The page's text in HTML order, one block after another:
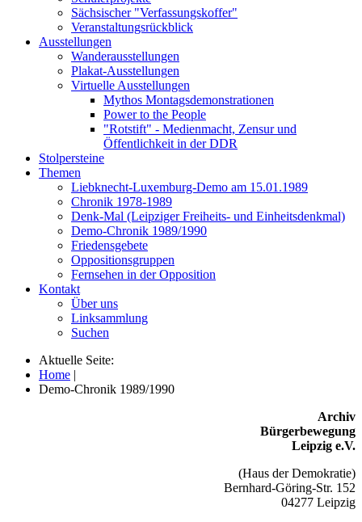
Sächsischer "Verfassungskoffer"
Veranstaltungsrückblick
Ausstellungen
Wanderausstellungen
Plakat-Ausstellungen
Virtuelle Ausstellungen
Mythos Montagsdemonstrationen
Power to the People
"Rotstift" - Medienmacht, Zensur und
Öffentlichkeit in der DDR
Stolpersteine
Themen
Liebknecht-Luxemburg-Demo am 15.01.1989
Chronik 1978-1989
Denk-Mal (Leipziger Freiheits- und Einheitsdenkmal)
Demo-Chronik 1989/1990
Friedensgebete
Oppositionsgruppen
Fernsehen in der Opposition
Kontakt
Über uns
Linksammlung
Suchen
Aktuelle Seite:
Home |
Demo-Chronik 1989/1990
Archiv
Bürgerbewegung
Leipzig e.V.
(Haus der Demokratie)
Bernhard-Göring-Str. 152
04277 Leipzig